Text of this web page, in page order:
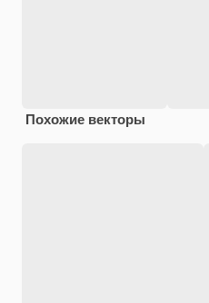
Похожие векторы